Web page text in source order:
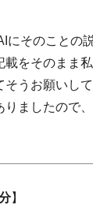
にそのことの
載をそのまま
そうお願いし
りましたので
】